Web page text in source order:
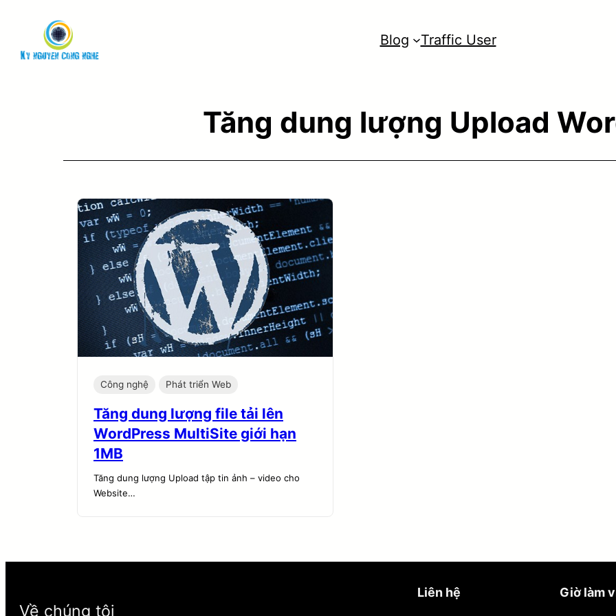
Blog Traffic User
Tăng dung lượng Upload
Công nghệ Phát triển Web
Tăng dung lượng file tải lên
WordPress MultiSite giới hạn
1MB
Tăng dung lượng Upload tập tin ảnh – video cho
Website…
Về chúng tôi
Liên hệ Giờ làm